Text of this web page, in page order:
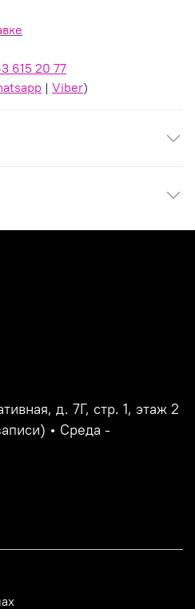
615 20 77
| Viber)
д. 7Г, стр. 1, этаж 2
• Среда -